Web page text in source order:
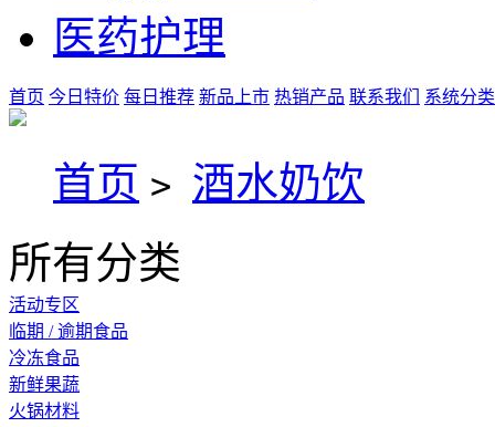
医药护理
首页 今日特价 每日推荐 新品上市 热销产品 联系我们 系统分类
首页 > 酒水奶饮
所有分类
活动专区
临期 / 逾期食品
冷冻食品
新鲜果蔬
火锅材料